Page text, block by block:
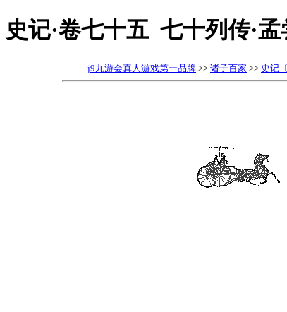
史记·卷七十五 七十列传·
·j9九游会真人游戏第一品牌 >> 诸子百家 >> 史记